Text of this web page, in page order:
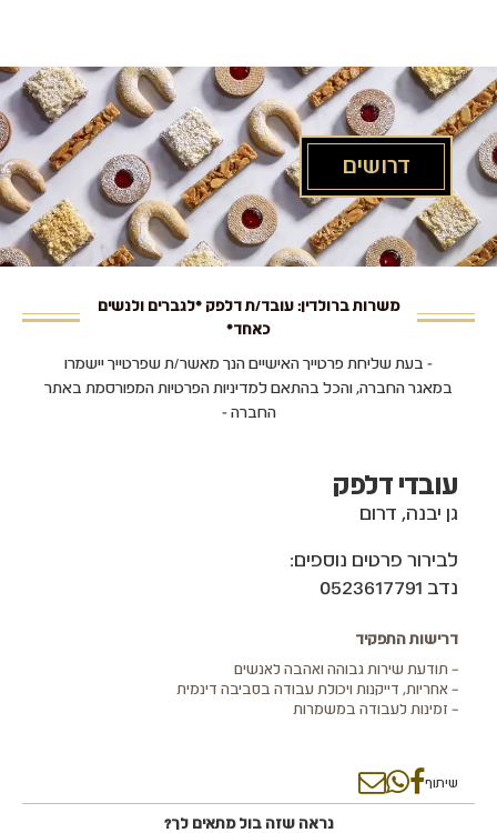
דרושים
משרות ברולדין: עובד/ת דלפק *לגברים ולנשים
כאחד*
- בעת שליחת פרטייך האישיים הנך מאשר/ת שפרטייך יישמרו
במאגר החברה, והכל בהתאם למדיניות הפרטיות המפורסמת באתר
החברה -
עובדי דלפק
גן יבנה, דרום
לבירור פרטים נוספים:
נדב 0523617791
דרישות התפקיד
– תודעת שירות גבוהה ואהבה לאנשים
– אחריות, דייקנות ויכולת עבודה בסביבה דינמית
– זמינות לעבודה במשמרות
שיתוף
נראה שזה בול מתאים לך?